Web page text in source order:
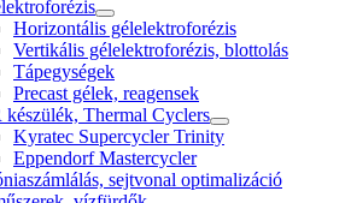
Horizontális gélelektroforézis
Vertikális gélelektroforézis, blottolás
Tápegységek
Precast gélek, reagensek
készülék, Thermal Cyclers
Kyratec Supercycler Trinity
Eppendorf Mastercycler
sejtvonal optimalizáció